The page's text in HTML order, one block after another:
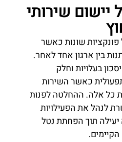
יישום שירותי
פונקציות שונות כאשר
בין ארגון אחד לאחר.
בעלויות וחלק
כאשר השירות
כל אלה. ההחלטה לפנות
לנהל את הפעילויות
יעילה תוך הפחתת נטל